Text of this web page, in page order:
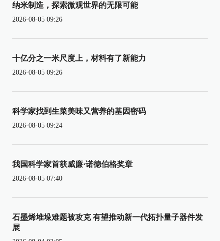
纳米制造，探索微观世界的无限可能
2026-08-05 09:26
十亿分之一米尺度上，材料有了新能力
2026-08-05 09:26
科学家找到生菜美味又营养的基因密码
2026-08-05 09:24
我国科学家首获威廉·诺德伯格奖章
2026-08-05 07:40
石墨烯堆垛难题被攻克 有望推动新一代拓扑量子器件发
展